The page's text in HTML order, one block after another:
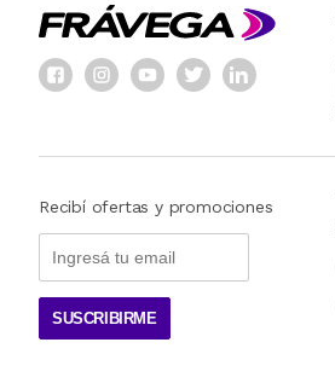
Recibí ofertas y promociones
SUSCRIBIRME